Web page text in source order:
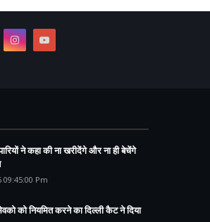
ने कहा की ना खरीदेंगे और ना ही बेचेंगे
09:45:00 Pm
को नियमित करने का दिल्ली कैट ने दिया